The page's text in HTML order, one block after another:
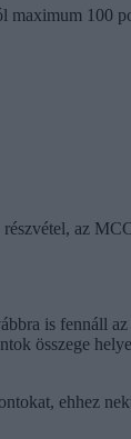
maximum 100
az
is fennáll
összege
ehhez